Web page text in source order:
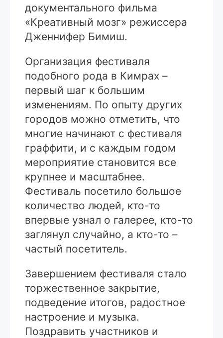
документального фильма
«Креативный мозг» режиссера
Дженнифер Бимиш.
Организация фестиваля
подобного рода в Кимрах –
первый шаг к большим
изменениям. По опыту других
городов можно отметить, что
многие начинают с фестиваля
граффити, и с каждым годом
мероприятие становится все
крупнее и масштабнее.
Фестиваль посетило большое
количество людей, кто-то
впервые узнал о галерее, кто-то
заглянул случайно, а кто-то –
частый посетитель.
Завершением фестиваля стало
торжественное закрытие,
подведение итогов, радостное
настроение и музыка.
Поздравить участников и